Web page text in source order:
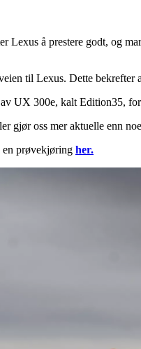
Lexus å prestere godt, og
til Lexus. Dette
UX 300e, kalt Edition35,
gjør oss mer aktuelle enn
en prøvekjøring her.